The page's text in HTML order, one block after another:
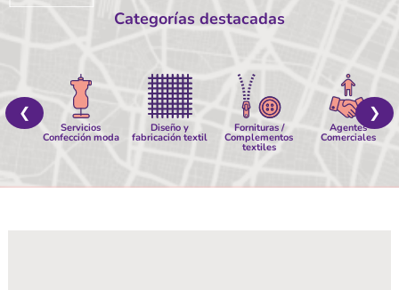
Categorías destacadas
Servicios
Confección moda
Diseño y
fabricación textil
Fornituras /
Complementos
textiles
Agentes
Comerciales
❮ ❯